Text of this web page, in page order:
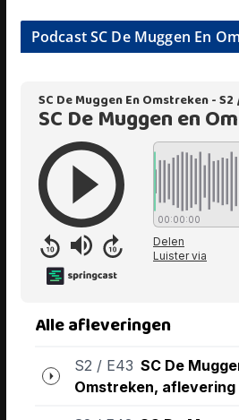
Podcast SC De Muggen En